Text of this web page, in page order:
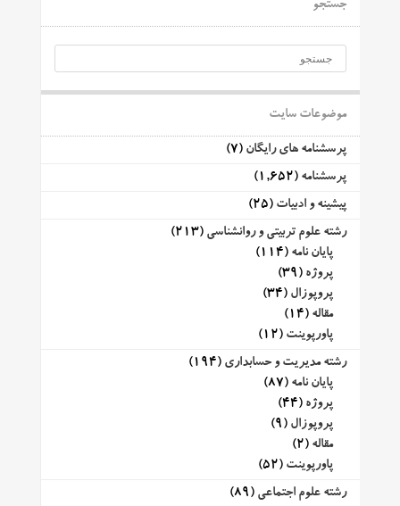
جستجو
موضوعات سایت
پرسشنامه های رایگان (7)
پرسشنامه (1,652)
پیشینه و ادبیات (25)
رشته علوم تربیتی و روانشناسی (213)
پایان نامه (114)
پروژه (39)
پروپوزال (34)
مقاله (14)
پاورپوینت (12)
رشته مدیریت و حسابداری (194)
پایان نامه (87)
پروژه (44)
پروپوزال (9)
مقاله (2)
پاورپوینت (52)
رشته علوم اجتماعی (89)